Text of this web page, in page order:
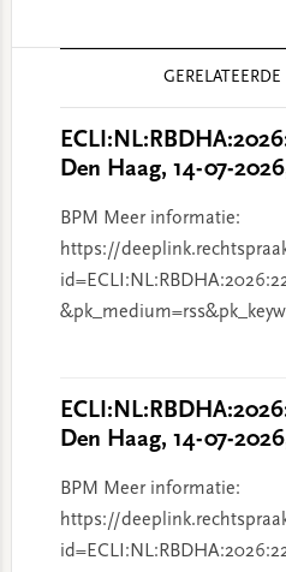
Den Haag, 14-07-
BPM Meer informatie:
https://
Den Haag, 14-07-
BPM Meer informatie:
https://